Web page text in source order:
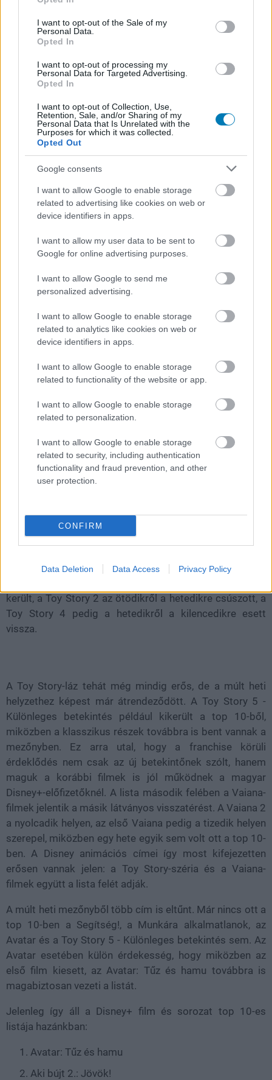
use your data for below specified purposes in below Google
consent section.
I want to opt-out of the Sale of my
Personal Data.
Opted In
I want to opt-out of processing my
Personal Data for Targeted Advertising.
Opted In
I want to opt-out of Collection, Use,
Retention, Sale, and/or Sharing of my
Personal Data that Is Unrelated with the
Purposes for which it was collected.
Opted Out
Google consents
I want to allow Google to enable storage
related to advertising like cookies on web or
device identifiers in apps.
I want to allow my user data to be sent to
Google for online advertising purposes.
I want to allow Google to send me
personalized advertising.
I want to allow Google to enable storage
related to analytics like cookies on web or
device identifiers in apps.
I want to allow Google to enable storage
related to functionality of the website or app.
I want to allow Google to enable storage
related to personalization.
I want to allow Google to enable storage
related to security, including authentication
functionality and fraud prevention, and other
user protection.
CONFIRM
Data Deletion Data Access Privacy Policy
Hozzászólások
Az Avatar maradt az élen, de új
kihívó érkezett mögé a magyar
Disney+-on
Aki bújt 2 nagyot robbantott a Disney+-on.
A Disney+ magyar toplistáján továbbra is az Avatar: Tűz
és hamu áll az első helyen, vagyis James Cameron világa
egy hét után is megőrizte vezető pozícióját. A lista élén
tehát nincs változás, az viszont már sokkal érdekesebb,
hogy közvetlenül mögé új belépőként rögtön
felzárkózott az Aki bújt 2.: Jövök!, amely a második
visszahúzta a legnézettebbek közé. Az Aki bújt ugyanis
szintén felkerült a listára, méghozzá a hatodik helyre,
vagyis a második rész premierje láthatóan sokakat arra
késztetett, hogy újranézzék vagy bepótolják az első
filmet is. Ez a streaminglistákon teljesen megszokott
jelenség: egy friss folytatás gyakran az előzmény iránti
Az Agyugrász a múlt heti második helyről a harmadikra
csúszott vissza, de továbbra is stabilan tartja magát az
főszerepet: a Toy Story 3 a hatodik helyről a negyedikre
került, a Toy Story 2 az ötödikről a hetedikre csúszott, a
Toy Story 4 pedig a hetedikről a kilencedikre esett
vissza.
A Toy Story-láz tehát még mindig erős, de a múlt heti
helyzethez képest már átrendeződött. A Toy Story 5 -
Különleges betekintés például kikerült a top 10-ből,
miközben a klasszikus részek továbbra is bent vannak a
mezőnyben. Ez arra utal, hogy a franchise körüli
érdeklődés nem csak az új betekintőnek szólt, hanem
maguk a korábbi filmek is jól működnek a magyar
Disney+-előfizetőknél. A lista második felében a Vaiana-
filmek jelentik a másik látványos visszatérést. A Vaiana 2
a nyolcadik helyen, az első Vaiana pedig a tizedik helyen
szerepel, miközben egy hete egyik sem volt ott a top 10-
ben. A Disney animációs címei így most kifejezetten
erősen vannak jelen: a Toy Story-széria és a Vaiana-
filmek együtt a lista felét adják.
A múlt heti mezőnyből több cím is eltűnt. Már nincs ott a
top 10-ben a Segítség!, a Munkára alkalmatlanok, az
Avatar és a Toy Story 5 - Különleges betekintés sem. Az
Avatar esetében külön érdekesség, hogy miközben az
első film kiesett, az Avatar: Tűz és hamu továbbra is
magabiztosan vezeti a listát.
Jelenleg így áll a Disney+ film és sorozat top 10-es
listája hazánkban:
Avatar: Tűz és hamu
Aki bújt 2.: Jövök!